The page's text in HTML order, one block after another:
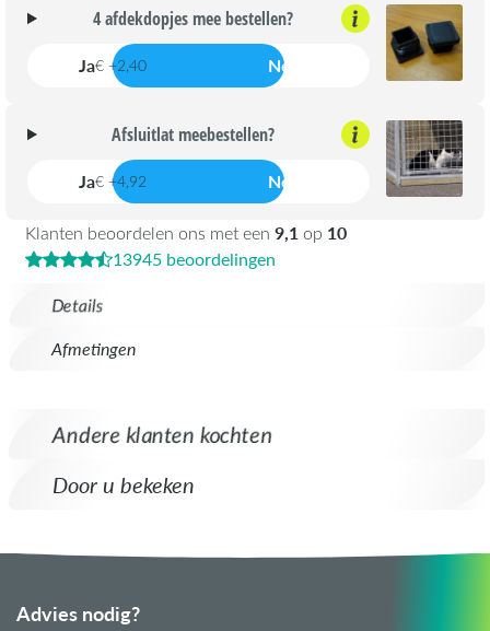
Details
Afmetingen
Klanten beoordelen ons met een 9,1 op 10
13945 beoordelingen
4 afdekdopjes mee bestellen?
Ja€ +2,40 Nee
Afsluitlat meebestellen?
Ja€ +4,92 Nee
Andere klanten kochten
Door u bekeken
Advies nodig?